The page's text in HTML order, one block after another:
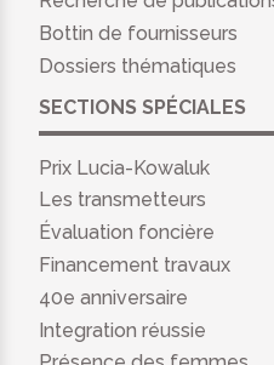
Bottin de fournisseurs
Dossiers thématiques
SECTIONS SPÉCIALES
Prix Lucia-Kowaluk
Les transmetteurs
Évaluation foncière
Financement travaux
40e anniversaire
Integration réussie